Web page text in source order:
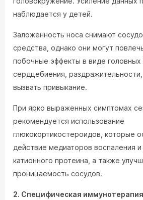
наблюдается у детей.
Заложенность носа снимают
средства, однако они могут
побочные эффекты в виде
сердцебиения,
вызвать привыкание.
При ярко выраженных симптомах
рекомендуется использование
глюкокортикостероидов, которые
действие медиаторов воспаления
катионного протеина, а также
проницаемость сосудов.
2. Специфическая иммунотерапия